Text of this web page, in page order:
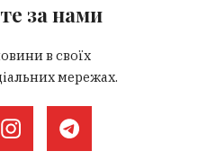
за нами
в своїх
мережах.